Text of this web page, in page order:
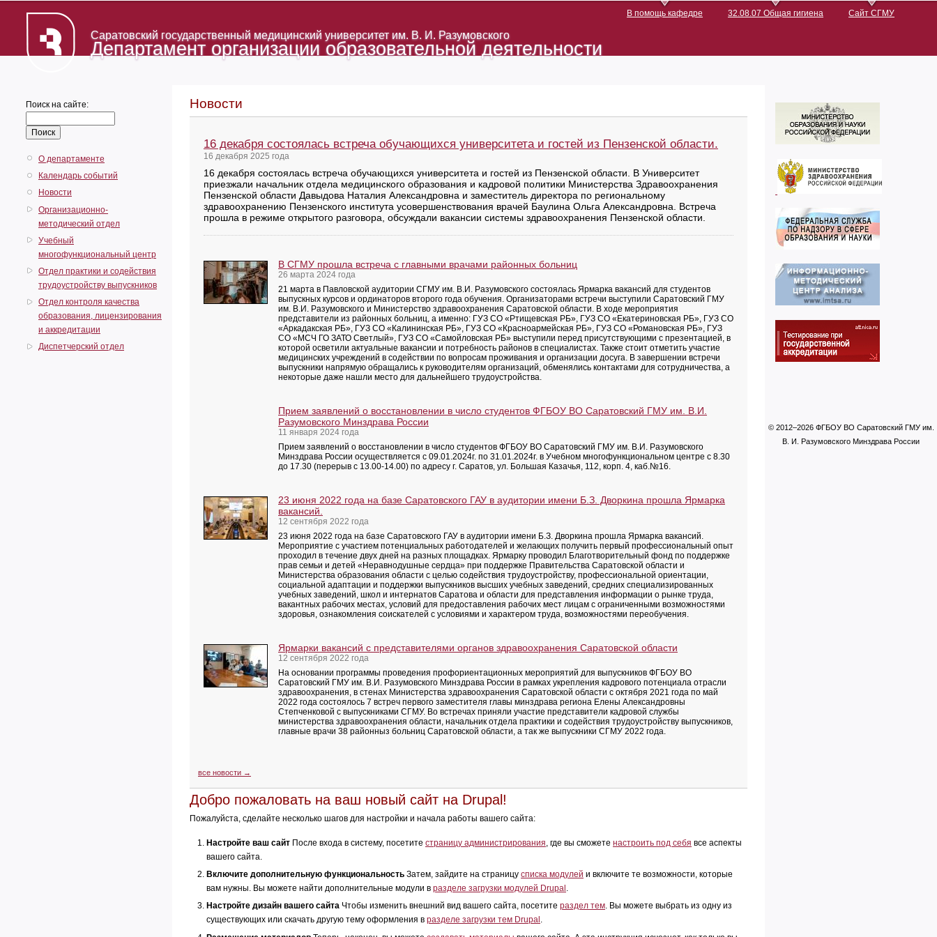
Саратовский государственный медицинский университет им. В. И. Разумовского
Департамент организации образовательной деятельности
В помощь кафедре 32.08.07 Общая гигиена Сайт СГМУ
Поиск на сайте:
О департаменте
Календарь событий
Новости
Организационно-
методический отдел
Учебный
многофункциональный центр
Отдел практики и содействия
трудоустройству выпускников
Отдел контроля качества
образования, лицензирования
и аккредитации
Диспетчерский отдел
Новости
16 декабря состоялась встреча обучающихся университета и гостей из Пензенской области.
16 декабря 2025 года
16 декабря состоялась встреча обучающихся университета и гостей из Пензенской области. В Университет
приезжали начальник отдела медицинского образования и кадровой политики Министерства Здравоохранения
Пензенской области Давыдова Наталия Александровна и заместитель директора по региональному
здравоохранению Пензенского института усовершенствования врачей Баулина Ольга Александровна. Встреча
прошла в режиме открытого разговора, обсуждали вакансии системы здравоохранения Пензенской области.
В СГМУ прошла встреча с главными врачами районных больниц
26 марта 2024 года
21 марта в Павловской аудитории СГМУ им. В.И. Разумовского состоялась Ярмарка вакансий для студентов
выпускных курсов и ординаторов второго года обучения. Организаторами встречи выступили Саратовский ГМУ
им. В.И. Разумовского и Министерство здравоохранения Саратовской области. В ходе мероприятия
представители из районных больниц, а именно: ГУЗ СО «Ртищевская РБ», ГУЗ СО «Екатериновская РБ», ГУЗ СО
«Аркадакская РБ», ГУЗ СО «Калининская РБ», ГУЗ СО «Красноармейская РБ», ГУЗ СО «Романовская РБ», ГУЗ
СО «МСЧ ГО ЗАТО Светлый», ГУЗ СО «Самойловская РБ» выступили перед присутствующими с презентацией, в
которой осветили актуальные вакансии и потребность районов в специалистах. Также стоит отметить участие
медицинских учреждений в содействии по вопросам проживания и организации досуга. В завершении встречи
выпускники напрямую обращались к руководителям организаций, обменялись контактами для сотрудничества, а
некоторые даже нашли место для дальнейшего трудоустройства.
Прием заявлений о восстановлении в число студентов ФГБОУ ВО Саратовский ГМУ им. В.И.
Разумовского Минздрава России
11 января 2024 года
Прием заявлений о восстановлении в число студентов ФГБОУ ВО Саратовский ГМУ им. В.И. Разумовского
Минздрава России осуществляется с 09.01.2024г. по 31.01.2024г. в Учебном многофункциональном центре с 8.30
до 17.30 (перерыв с 13.00-14.00) по адресу г. Саратов, ул. Большая Казачья, 112, корп. 4, каб.№16.
23 июня 2022 года на базе Саратовского ГАУ в аудитории имени Б.З. Дворкина прошла Ярмарка
вакансий.
12 сентября 2022 года
23 июня 2022 года на базе Саратовского ГАУ в аудитории имени Б.З. Дворкина прошла Ярмарка вакансий.
Мероприятие с участием потенциальных работодателей и желающих получить первый профессиональный опыт
проходил в течение двух дней на разных площадках. Ярмарку проводил Благотворительный фонд по поддержке
прав семьи и детей «Неравнодушные сердца» при поддержке Правительства Саратовской области и
Министерства образования области с целью содействия трудоустройству, профессиональной ориентации,
социальной адаптации и поддержки выпускников высших учебных заведений, средних специализированных
учебных заведений, школ и интернатов Саратова и области для представления информации о рынке труда,
вакантных рабочих местах, условий для предоставления рабочих мест лицам с ограниченными возможностями
здоровья, ознакомления соискателей с условиями и характером труда, возможностями переобучения.
Ярмарки вакансий с представителями органов здравоохранения Саратовской области
12 сентября 2022 года
На основании программы проведения профориентационных мероприятий для выпускников ФГБОУ ВО
Саратовский ГМУ им. В.И. Разумовского Минздрава России в рамках укрепления кадрового потенциала отрасли
здравоохранения, в стенах Министерства здравоохранения Саратовской области с октября 2021 года по май
2022 года состоялось 7 встреч первого заместителя главы минздрава региона Елены Александровны
Степченковой с выпускниками СГМУ. Во встречах приняли участие представители кадровой службы
министерства здравоохранения области, начальник отдела практики и содействия трудоустройству выпускников,
главные врачи 38 районныз больниц Саратовской области, а так же выпускники СГМУ 2022 года.
все новости →
Добро пожаловать на ваш новый сайт на Drupal!
Пожалуйста, сделайте несколько шагов для настройки и начала работы вашего сайта:
Настройте ваш сайт После входа в систему, посетите страницу администрирования , где вы сможете настроить под себя все аспекты
вашего сайта.
Включите дополнительную функциональность Затем, зайдите на страницу списка модулей и включите те возможности, которые
вам нужны. Вы можете найти дополнительные модули в разделе загрузки модулей Drupal .
Настройте дизайн вашего сайта Чтобы изменить внешний вид вашего сайта, посетите раздел тем. Вы можете выбрать из одну из
существующих или скачать другую тему оформления в разделе загрузки тем Drupal .
© 2012–2026 ФГБОУ ВО Саратовский ГМУ им.
В. И. Разумовского Минздрава России